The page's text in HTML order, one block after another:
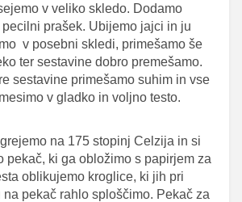
v veliko skledo. Dodamo
prašek. Ubijemo jajci in ju
v posebni skledi, primešamo še
ter sestavine dobro premešamo.
sestavine primešamo suhim in vse
v gladko in voljno testo.
na 175 stopinj Celzija in si
pekač, ki ga obložimo s papirjem za
oblikujemo kroglice, ki jih pri
na pekač rahlo sploščimo. Pekač za